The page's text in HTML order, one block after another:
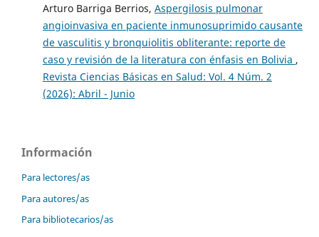
Arturo Barriga Berrios, Aspergilosis pulmonar
angioinvasiva en paciente inmunosuprimido causante
de vasculitis y bronquiolitis obliterante: reporte de
caso y revisión de la literatura con énfasis en Bolivia ,
Revista Ciencias Básicas en Salud: Vol. 4 Núm. 2
(2026): Abril - Junio
Información
Para lectores/as
Para autores/as
Para bibliotecarios/as